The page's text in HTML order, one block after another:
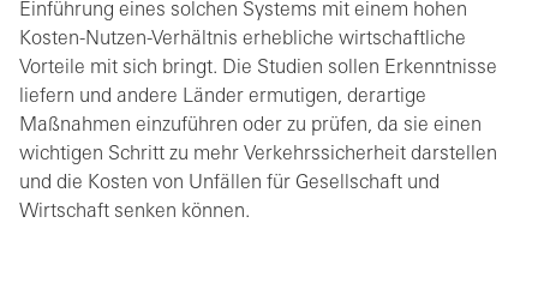
Einführung eines solchen Systems mit einem hohen
Kosten-Nutzen-Verhältnis erhebliche wirtschaftliche
Vorteile mit sich bringt. Die Studien sollen Erkenntnisse
liefern und andere Länder ermutigen, derartige
Maßnahmen einzuführen oder zu prüfen, da sie einen
wichtigen Schritt zu mehr Verkehrssicherheit darstellen
und die Kosten von Unfällen für Gesellschaft und
Wirtschaft senken können.